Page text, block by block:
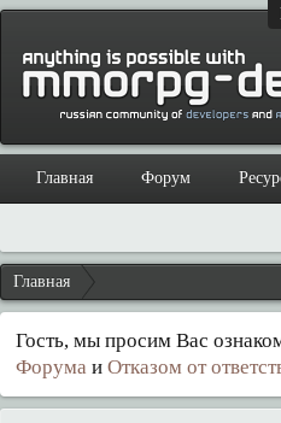
Главная
Гость, мы просим Вас
Форума и Отказом от
Главная Форум